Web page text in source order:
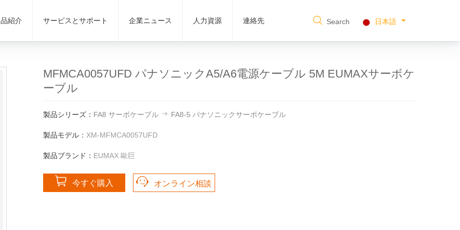
紹介 サービスとサポート 企業ニュース 人力資源 連絡先 Search 日本語
MFMCA0057UFD パナソニックA5/A6電源ケーブル 5M EUMAXサーボケ
ーブル
製品シリーズ： FA8 サーボケーブル FA8-5 パナソニックサーボケーブル
製品モデル： XM-MFMCA0057UFD
製品ブランド： EUMAX 歐巨
今すぐ購入 オンライン相談